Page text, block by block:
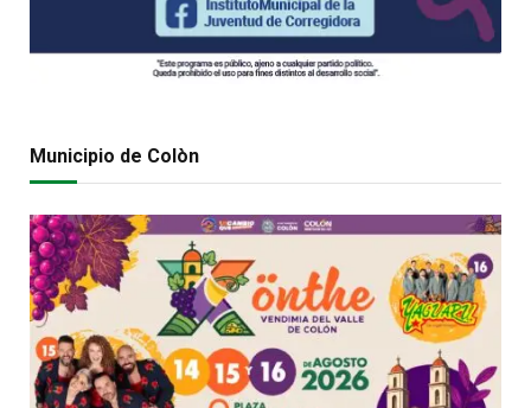
Municipio de Colòn